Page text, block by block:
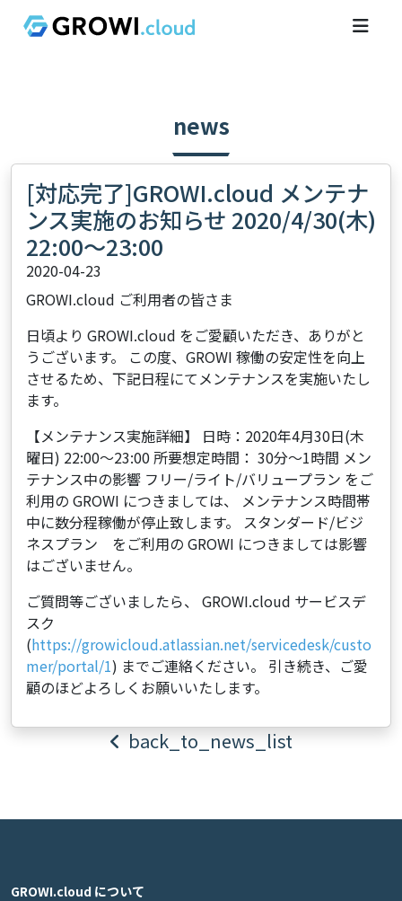
news
[対応完了]GROWI.cloud メンテナ
ンス実施のお知らせ 2020/4/30(木)
22:00～23:00
2020-04-23
GROWI.cloud ご利用者の皆さま
日頃より GROWI.cloud をご愛顧いただき、ありがと
うございます。 この度、GROWI 稼働の安定性を向上
させるため、下記日程にてメンテナンスを実施いたし
ます。
【メンテナンス実施詳細】 日時：2020年4月30日(木
曜日) 22:00～23:00 所要想定時間： 30分～1時間 メン
テナンス中の影響 フリー/ライト/バリュープラン をご
利用の GROWI につきましては、 メンテナンス時間帯
中に数分程稼働が停止致します。 スタンダード/ビジ
ネスプラン をご利用の GROWI につきましては影響
はございません。
ご質問等ございましたら、 GROWI.cloud サービスデ
スク
(https://growicloud.atlassian.net/servicedesk/custo
mer/portal/1) までご連絡ください。 引き続き、ご愛
顧のほどよろしくお願いいたします。
back_to_news_list
GROWI.cloud について